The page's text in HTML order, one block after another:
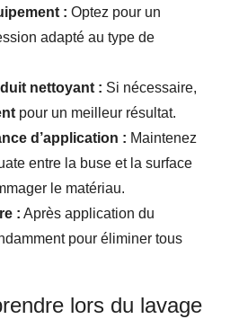
: Optez pour un
adapté au type de
nettoyant : Si nécessaire,
pour un meilleur résultat.
d’application : Maintenez
entre la buse et la surface
le matériau.
: Après application du
pour éliminer tous
lors du lavage